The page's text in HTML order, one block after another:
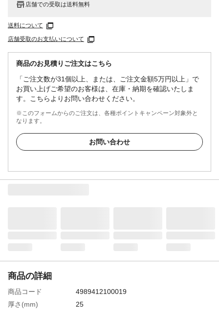
店舗での受取は送料無料
送料について
店舗受取のお支払いについて
商品のお見積りご注文はこちら
「ご注文数が31個以上、または、ご注文金額5万円以上」で
お買い上げご希望のお客様は、在庫・納期を確認いたしま
す。こちらよりお問い合わせください。
※このフォームからのご注文は、各種ポイントキャンペーン対象外と
なります。
お問い合わせ
商品の詳細
商品コード
4989412100019
厚さ(mm)
25